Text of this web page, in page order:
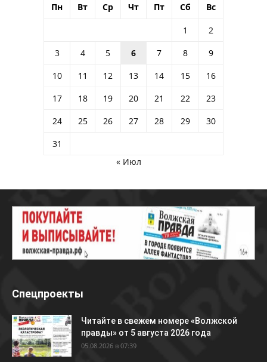
Пн Вт Ср Чт Пт Сб Вс
1
2
3
4 5 6 7 8
9
10
11 12 13 14 15
16
17
18 19 20 21 22
23
24
25 26 27 28 29
30
31
« Июл
Спецпроекты
Читайте в свежем номере «Волжской
правды» от 5 августа 2026 года
05.08.2026 в 07:39